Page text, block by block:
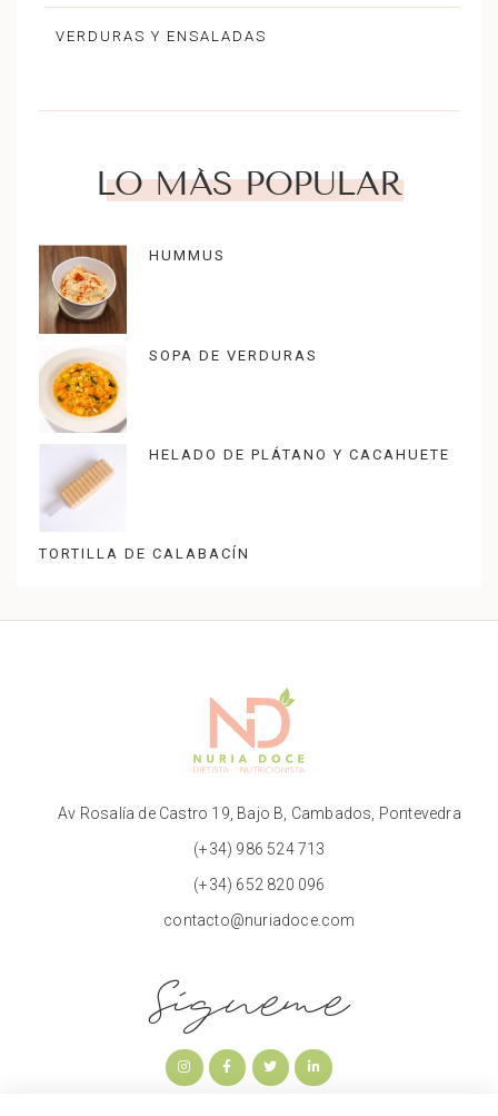
VERDURAS Y ENSALADAS
LO MÁS POPULAR
HUMMUS
SOPA DE VERDURAS
HELADO DE PLÁTANO Y CACAHUETE
TORTILLA DE CALABACÍN
Av Rosalía de Castro 19, Bajo B, Cambados, Pontevedra
(+34) 986 524 713
(+34) 652 820 096
contacto@nuriadoce.com
Sígueme